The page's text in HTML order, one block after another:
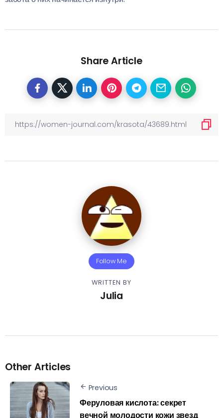
Share Article
Follow Me
WRITTEN BY
Julia
Other Articles
Previous
Феруловая кислота: секрет
вечной молодости кожи звезд